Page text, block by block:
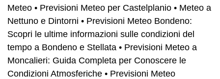
Meteo • Previsioni Meteo per Castelplanio • Meteo a
Nettuno e Dintorni • Previsioni Meteo Bondeno:
Scopri le ultime informazioni sulle condizioni del
tempo a Bondeno e Stellata • Previsioni Meteo a
Moncalieri: Guida Completa per Conoscere le
Condizioni Atmosferiche • Previsioni Meteo